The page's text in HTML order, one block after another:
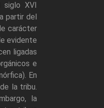
siglo XVI
partir del
carácter
evidente
ligadas
e
En
la tribu.
la